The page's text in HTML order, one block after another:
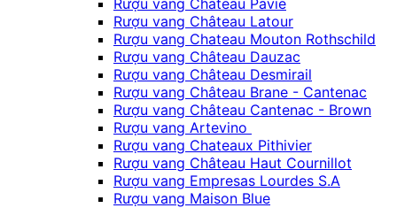
Rượu vang Château Latour
Rượu vang Chateau Mouton Rothschild
Rượu vang Château Dauzac
Rượu vang Château Desmirail
Rượu vang Château Brane - Cantenac
Rượu vang Château Cantenac - Brown
Rượu vang Artevino
Rượu vang Chateaux Pithivier
Rượu vang Château Haut Cournillot
Rượu vang Empresas Lourdes S.A
Rượu vang Maison Blue